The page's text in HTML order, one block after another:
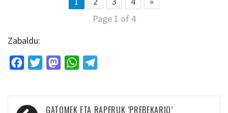
Page 1 of 4
Zabaldu:
FacebookTwitterMastodonWhatsApp
GATOMEK ETA RAPERUK ‘PREBEKARIO’